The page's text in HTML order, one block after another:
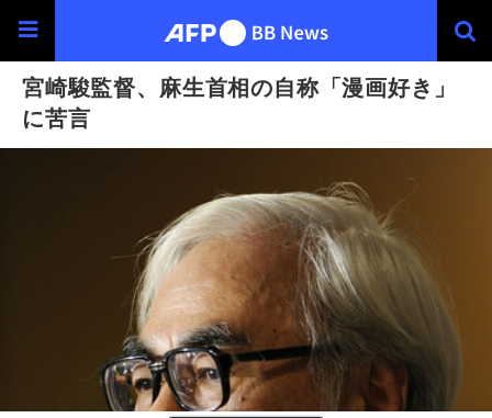
宮崎駿監督、麻生首相の自称「漫画好き」
に苦言